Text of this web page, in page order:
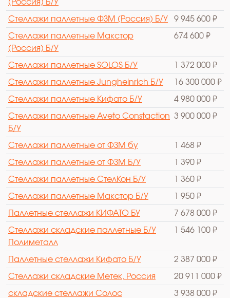
(Россия) Б/У
Стеллажи паллетные ФЗМ (Россия) Б/У 9 945 600 ₽
Стеллажи паллетные Макстор
(Россия) Б/У
674 600 ₽
Стеллажи паллетные SOLOS Б/У 1 372 000 ₽
Стеллажи паллетные Jungheinrich Б/У 16 300 000 ₽
Стеллажи паллетные Кифато Б/У 4 980 000 ₽
Стеллажи паллетные Aveto Constaction
Б/У
3 900 000 ₽
Стеллажи паллетные от ФЗМ бу 1 468 ₽
Стеллажи паллетные от ФЗМ Б/У 1 390 ₽
Стеллажи паллетные СтелКон Б/У 1 360 ₽
Стеллажи паллетные Макстор Б/У 1 950 ₽
Паллетные стеллажи КИФАТО БУ 7 678 000 ₽
Стеллажи складские паллетные Б/У
Полиметалл
1 546 100 ₽
Паллетные стеллажи Кифато Б/У 2 387 000 ₽
Стеллажи складские Метек, Россия 20 911 000 ₽
cкладские стеллажи Солос 3 938 000 ₽